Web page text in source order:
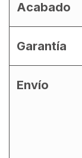
Acabado
Garantía
Envío